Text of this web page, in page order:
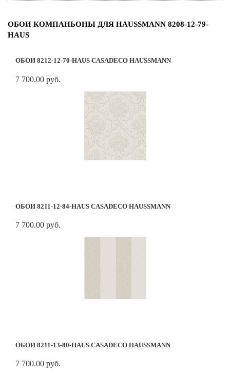
ОБОИ КОМПАНЬОНЫ ДЛЯ HAUSSMANN 8208-12-79-
HAUS
ОБОИ 8212-12-70-HAUS CASADECO HAUSSMANN
7 700.00 руб.
ОБОИ 8211-12-84-HAUS CASADECO HAUSSMANN
7 700.00 руб.
ОБОИ 8211-13-80-HAUS CASADECO HAUSSMANN
7 700.00 руб.